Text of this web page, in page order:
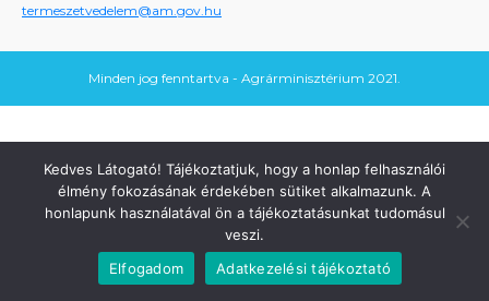
termeszetvedelem@am.gov.hu
Minden jog fenntartva - Agrárminisztérium 2021.
Kedves Látogató! Tájékoztatjuk, hogy a honlap felhasználói
élmény fokozásának érdekében sütiket alkalmazunk. A
honlapunk használatával ön a tájékoztatásunkat tudomásul
veszi.
Elfogadom
Adatkezelési tájékoztató